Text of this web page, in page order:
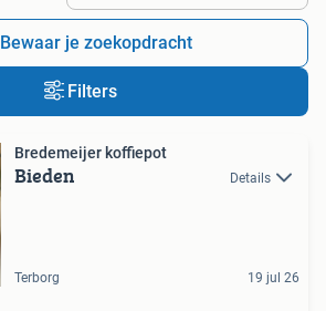
Bewaar je zoekopdracht
Filters
Bredemeijer koffiepot
Bieden Details
Terborg 19 jul 26